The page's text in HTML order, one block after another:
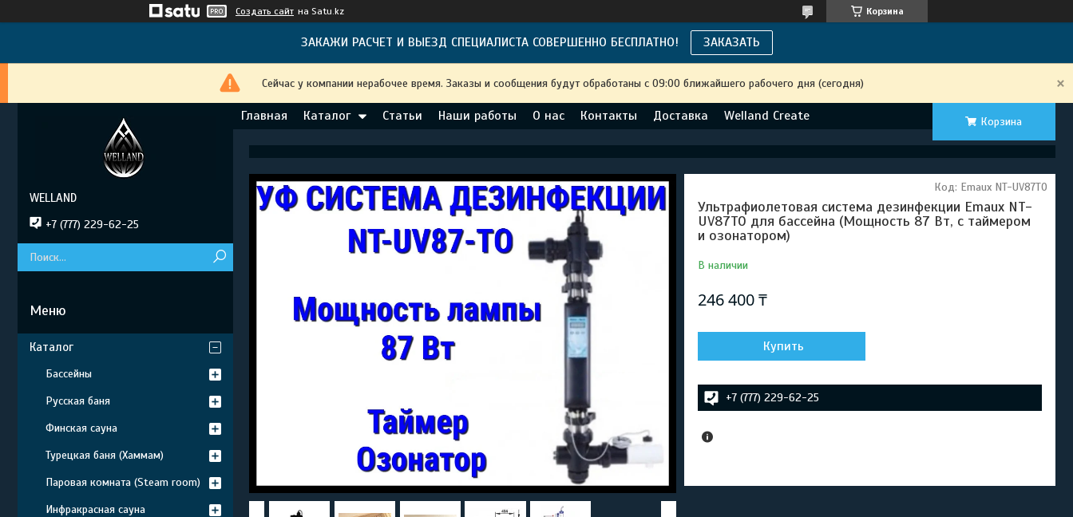
Создать сайт на Satu.kz Корзина
ЗАКАЖИ РАСЧЕТ И ВЫЕЗД СПЕЦИАЛИСТА СОВЕРШЕННО БЕСПЛАТНО! ЗАКАЗАТЬ
Сейчас у компании нерабочее время. Заказы и сообщения будут обработаны с 09:00 ближайшего рабочего дня (сегодня)
Главная Каталог Статьи Наши работы О нас Контакты Доставка Welland Create Корзина
Ультрафиолетовая система дезинфекции Emaux NT-
UV87TO для бассейна (Мощность 87 Вт, с таймером
и озонатором)
В наличии
Код: Emaux NT-UV87TO
246 400 ₸
Купить
+7 (777) 229-62-25
WELLAND
+7 (777) 229-62-25
Каталог
Бассейны
Русская баня
Финская сауна
Турецкая баня (Хаммам)
Паровая комната (Steam room)
Инфракрасная сауна